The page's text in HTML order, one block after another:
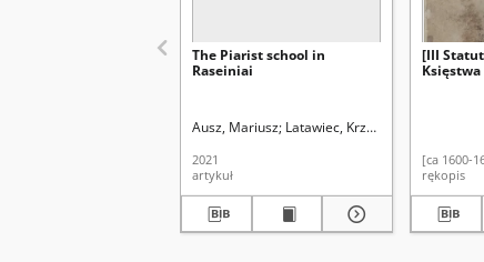
The Piarist school in
Raseiniai
Ausz, Mariusz Latawiec, Krzysztof. Red.
2021
artykuł
[III
[ca 1600-
rękopis